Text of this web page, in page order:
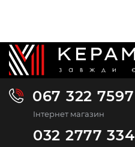
067 322 7597
Інтернет магазин
032 2777 334